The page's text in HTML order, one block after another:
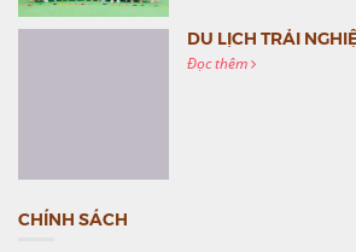
Đọc thêm
CHÍNH SÁCH